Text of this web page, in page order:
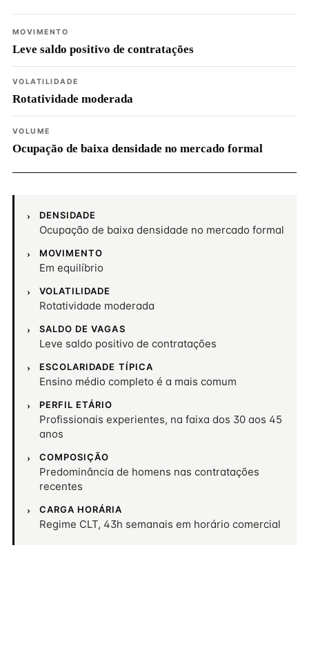
MOVIMENTO
Leve saldo positivo de contratações
VOLATILIDADE
Rotatividade moderada
VOLUME
Ocupação de baixa densidade no mercado formal
DENSIDADE
Ocupação de baixa densidade no mercado formal
MOVIMENTO
Em equilíbrio
VOLATILIDADE
Rotatividade moderada
SALDO DE VAGAS
Leve saldo positivo de contratações
ESCOLARIDADE TÍPICA
Ensino médio completo é a mais comum
PERFIL ETÁRIO
Profissionais experientes, na faixa dos 30 aos 45
anos
COMPOSIÇÃO
Predominância de homens nas contratações
recentes
CARGA HORÁRIA
Regime CLT, 43h semanais em horário comercial